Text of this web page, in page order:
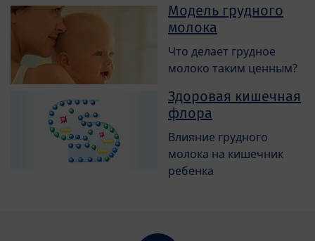
Модель грудного
молока
Что делает грудное
молоко таким ценным?
Здоровая кишечная
флора
Влияние грудного
молока на кишечник
ребенка